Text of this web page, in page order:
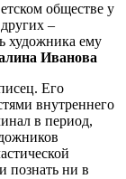
обществе у
–
художника ему
Иванова
Его
внутреннего
в период,
познать ни в